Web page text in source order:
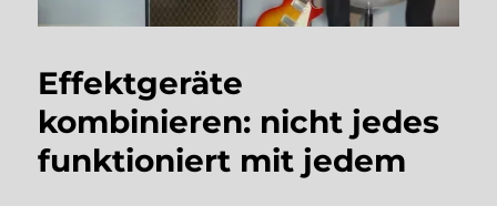
Effektgeräte
kombinieren: nicht jedes
funktioniert mit jedem